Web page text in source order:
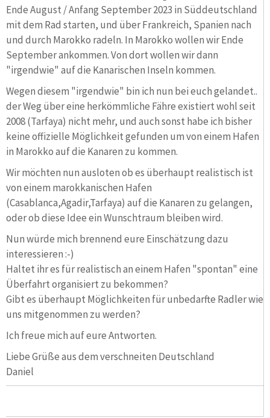
Ende August / Anfang September 2023 in Süddeutschland
mit dem Rad starten, und über Frankreich, Spanien nach
und durch Marokko radeln. In Marokko wollen wir Ende
September ankommen. Von dort wollen wir dann
"irgendwie" auf die Kanarischen Inseln kommen.
Wegen diesem "irgendwie" bin ich nun bei euch gelandet..
der Weg über eine herkömmliche Fähre existiert wohl seit
2008 (Tarfaya) nicht mehr, und auch sonst habe ich bisher
keine offizielle Möglichkeit gefunden um von einem Hafen
in Marokko auf die Kanaren zu kommen.
Wir möchten nun ausloten ob es überhaupt realistisch ist
von einem marokkanischen Hafen
(Casablanca,Agadir,Tarfaya) auf die Kanaren zu gelangen,
oder ob diese Idee ein Wunschtraum bleiben wird.
Nun würde mich brennend eure Einschätzung dazu
interessieren :-)
Haltet ihr es für realistisch an einem Hafen "spontan" eine
Überfahrt organisiert zu bekommen?
Gibt es überhaupt Möglichkeiten für unbedarfte Radler wie
uns mitgenommen zu werden?
Ich freue mich auf eure Antworten.
Liebe Grüße aus dem verschneiten Deutschland
Daniel